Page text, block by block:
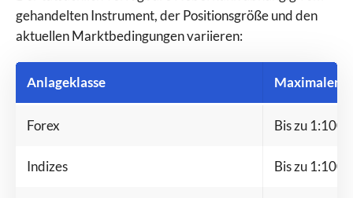
gehandelten Instrument, der Positionsgröße und den
aktuellen Marktbedingungen variieren:
Anlageklasse Maximaler
Forex Bis zu 1:1000
Indizes Bis zu 1:1000